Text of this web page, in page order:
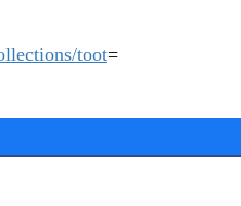
toot=